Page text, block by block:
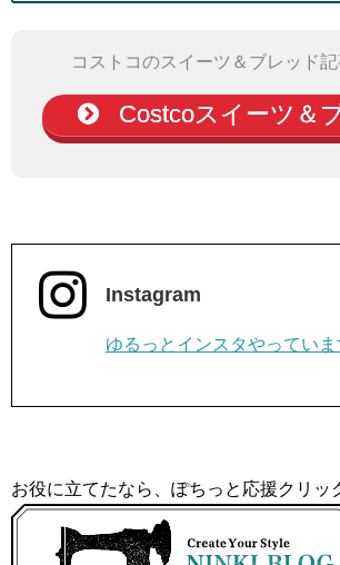
コストコのスイーツ＆ブレッド
Costcoスイーツ＆
Instagram
ゆるっとインスタやっていま
お役に立てたなら、ぽちっと応援クリ